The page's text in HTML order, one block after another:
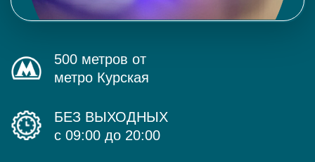
500 метров от
метро Курская
БЕЗ ВЫХОДНЫХ
с 09:00 до 20:00